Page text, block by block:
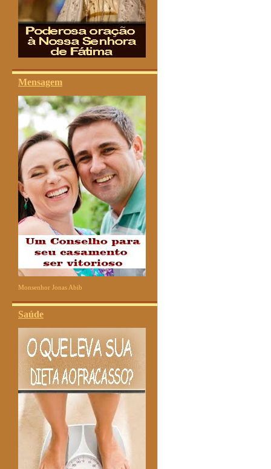
Mensagem
Monsenhor Jonas Abib
Saúde